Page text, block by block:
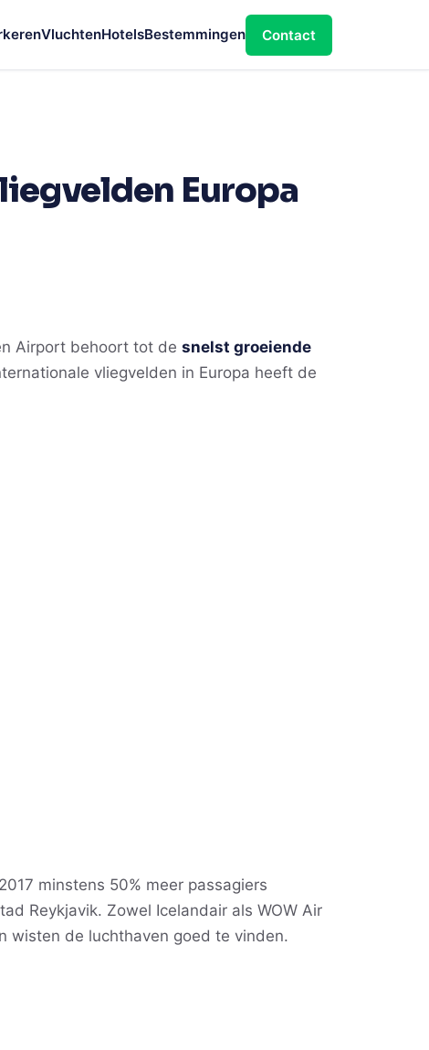
VluchtenHotelsBestemmingen Contact
Europa
Airport behoort tot de snelst groeiende
vliegvelden in Europa heeft de
minstens 50% meer passagiers
Reykjavik. Zowel Icelandair als WOW Air
wisten de luchthaven goed te vinden.